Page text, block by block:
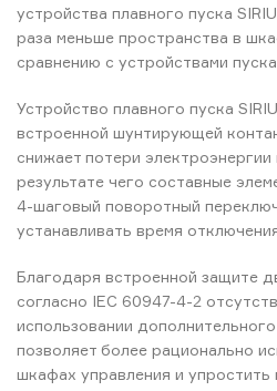
устройства плавного пуска
раза меньше пространства в
сравнению с устройствами
Устройство плавного пуска
встроенной шунтирующей
снижает потери
результате чего составные
4-шаговый поворотный
устанавливать время
Благодаря встроенной защите
согласно IEC 60947-4-2
использовании
позволяет более рационально
шкафах управления и